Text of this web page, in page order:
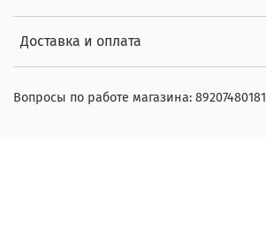
Доставка и оплата
Вопросы по работе магазина: 89207480181